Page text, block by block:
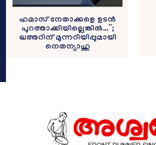
ഹമാസ് നേതാക്കളെ ഉടൻ
പുറത്താക്കിയില്ലെങ്കിൽ…”;
ഖത്തറിന് മുന്നറിയിപ്പുമായി
നെതന്യാഹു